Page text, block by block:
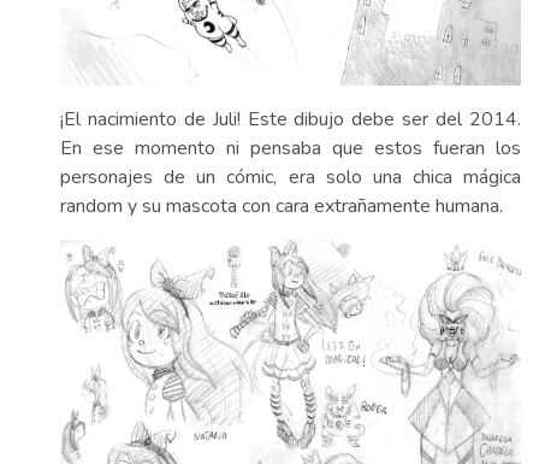
¡El nacimiento de Juli! Este dibujo debe ser del 2014.
En ese momento ni pensaba que estos fueran los
personajes de un cómic, era solo una chica mágica
random y su mascota con cara extrañamente humana.